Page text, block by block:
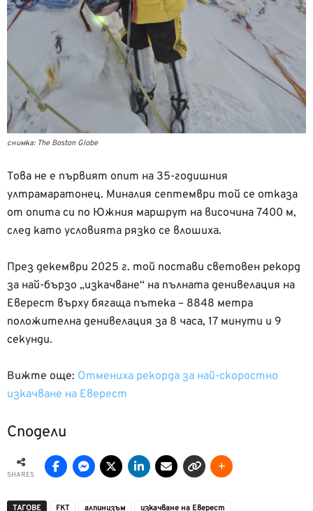
снимка: The Boston Globe
Това не е първият опит на 35-годишния
ултрамаратонец. Миналия септември той се отказа
от опита си по Южния маршрут на височина 7400 м,
след като условията рязко се влошиха.
През декември 2025 г. той постави световен рекорд
за най-бързо „изкачване“ на пълната денивелация на
Еверест върху бягаща пътека – 8848 метра
положителна денивелация за 8 часа, 17 минути и 9
секунди.
Вижте още: Отмениха рекорда за най-скоростно
изкачване на Еверест
Сподели
SHARES
ТАГОВЕ FKT алпинизъм изкачване на Еверест